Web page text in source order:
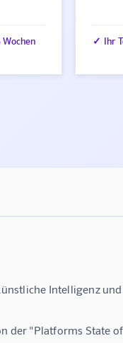
✓ Ihr
Intelligenz
der "Platforms State